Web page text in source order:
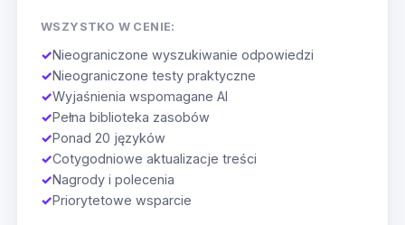
WSZYSTKO W CENIE:
✓Nieograniczone wyszukiwanie odpowiedzi
✓Nieograniczone testy praktyczne
✓Wyjaśnienia wspomagane AI
✓Pełna biblioteka zasobów
✓Ponad 20 języków
✓Cotygodniowe aktualizacje treści
✓Nagrody i polecenia
✓Priorytetowe wsparcie